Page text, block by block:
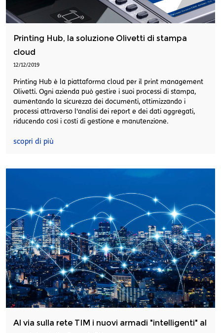
Printing Hub, la soluzione Olivetti di stampa
cloud
12/12/2019
Printing Hub è la piattaforma cloud per il print management
Olivetti. Ogni azienda può gestire i suoi processi di stampa,
aumentando la sicurezza dei documenti, ottimizzando i
processi attraverso l'analisi dei report e dei dati aggregati,
riducendo così i costi di gestione e manutenzione.
scopri di più
Al via sulla rete TIM i nuovi armadi "intelligenti" al